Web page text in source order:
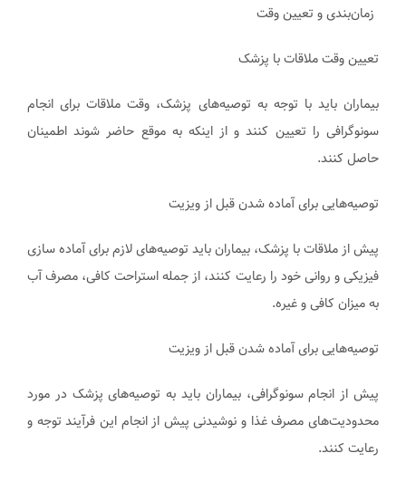
زمان‌بندی و تعیین وقت
تعیین وقت ملاقات با پزشک
بیماران باید با توجه به توصیه‌های پزشک، وقت ملاقات برای انجام
سونوگرافی را تعیین کنند و از اینکه به موقع حاضر شوند اطمینان
حاصل کنند.
توصیه‌هایی برای آماده شدن قبل از ویزیت
پیش از ملاقات با پزشک، بیماران باید توصیه‌های لازم برای آماده سازی
فیزیکی و روانی خود را رعایت کنند، از جمله استراحت کافی، مصرف آب
به میزان کافی و غیره.
توصیه‌هایی برای آماده شدن قبل از ویزیت
پیش از انجام سونوگرافی، بیماران باید به توصیه‌های پزشک در مورد
محدودیت‌های مصرف غذا و نوشیدنی پیش از انجام این فرآیند توجه و
رعایت کنند.